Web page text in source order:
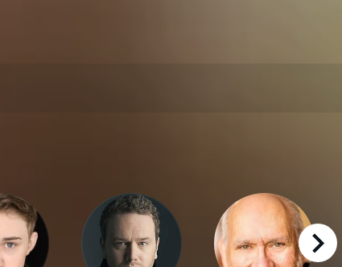
right